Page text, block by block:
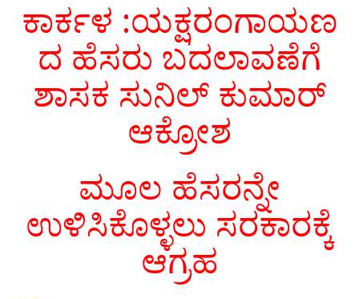
ಕಾರ್ಕಳ :ಯಕ್ಷರಂಗಾಯಣ
ದ ಹೆಸರು ಬದಲಾವಣೆಗೆ
ಶಾಸಕ ಸುನಿಲ್‌ ಕುಮಾರ್‌
ಆಕ್ರೋಶ
ಮೂಲ ಹೆಸರನ್ನೇ
ಉಳಿಸಿಕೊಳ್ಳಲು ಸರಕಾರಕ್ಕೆ
ಆಗ್ರಹ